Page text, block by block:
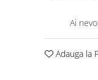
Ai
Adauga la